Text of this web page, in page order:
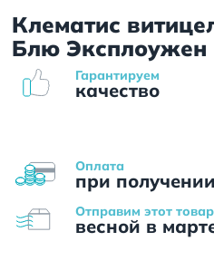
Клематис
Блю Эксплоужен
Оплата
при
Гарантируем
качество
Отправим этот
весной в